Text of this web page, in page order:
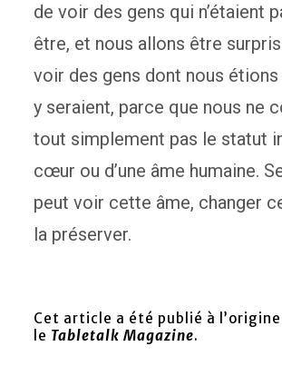
de voir des gens qui n’étaient
être, et nous allons être
voir des gens dont nous étions
y seraient, parce que nous ne
tout simplement pas le statut
cœur ou d’une âme humaine.
peut voir cette âme, changer
la préserver.
Cet article a été publié à l’origine
le Tabletalk Magazine.